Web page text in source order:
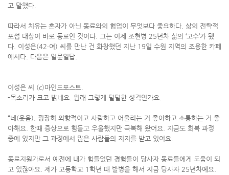
고 말했다.
따라서 치유는 혼자가 아닌 동료와의 협업이 무엇보다 중요하다. 삶의 전략적
포섭 대상이 바로 동료인 것이다. 그는 이제 조현병 25년차 삶의 ‘고수’가 됐
다. 이성은(42·여) 씨를 만난 건 화창했던 지난 19일 수원 지역의 조용한 카페
에서다. 다음은 일문일답.
이성은 씨 (c)마인드포스트.
-목소리가 크고 밝네요. 원래 그렇게 털털한 성격인가요.
“네(웃음). 굉장히 외향적이고 사람하고 어울리는 거 좋아하고 소통하는 거 좋
아해요. 한때 증상으로 힘들고 우울했지만 극복해 왔어요. 지금도 회복 과정
중에 있지만 그 과정에서 많은 사람들의 지지를 받고 있어요.
동료지원가로서 예전에 내가 힘들었던 경험들이 당사자 동료들에게 도움이 되
고 있잖아요. 제가 고등학교 1학년 때 발병을 해서 지금 당사자 25년차예요.